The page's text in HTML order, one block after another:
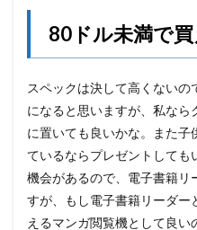
80ドル未満で
スペックは決して高くない
になると思いますが、私なら
に置いても良いかな。また子
ているならプレゼントしても
機会があるので、電子書籍リ
すが、もし電子書籍リーダー
えるマンガ閲覧機として良